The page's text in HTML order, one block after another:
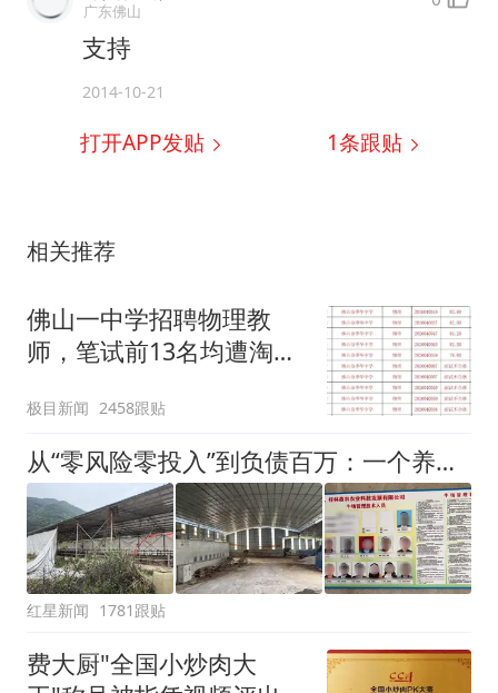
广东佛山
支持
2014-10-21
打开APP发贴 1条跟贴
相关推荐
佛山一中学招聘物理教
师，笔试前13名均遭淘
聘，成立调查组全面核查
极目新闻 2458跟贴
从“零风险零投入”到负债百万：一个养牛项目崩盘后，谁该为农户的贷款买单丨红星调查
红星新闻 1781跟贴
费大厨"全国小炒肉大